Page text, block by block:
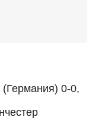
0-0,